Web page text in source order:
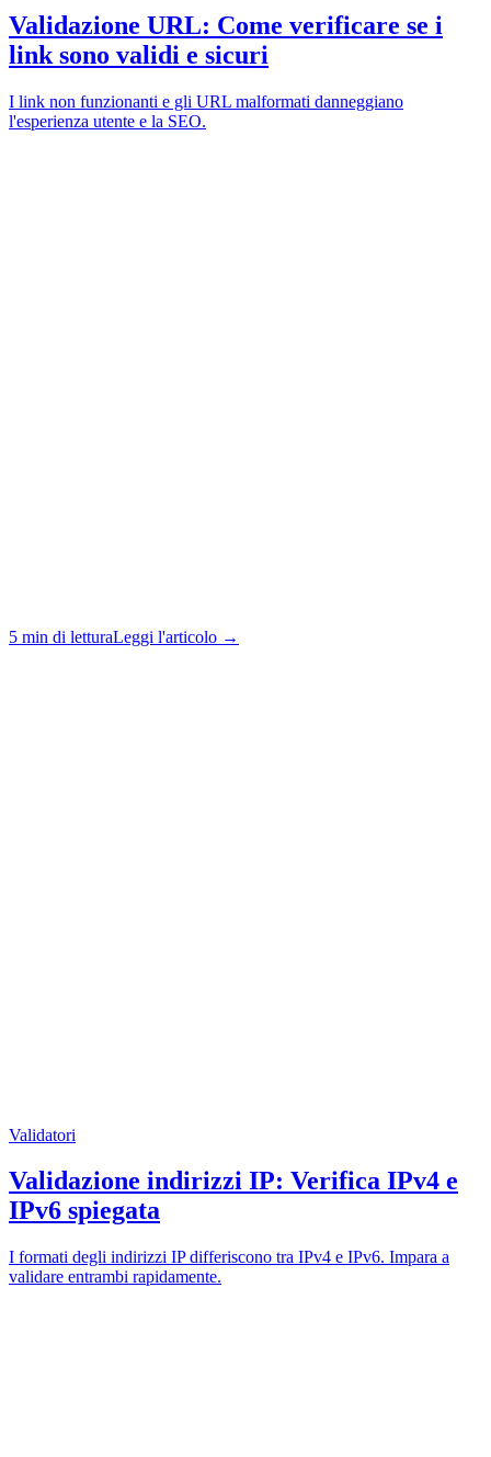
Validazione URL: Come verificare se i
link sono validi e sicuri
I link non funzionanti e gli URL malformati danneggiano
l'esperienza utente e la SEO.
5 min di letturaLeggi l'articolo →
Validatori
Validazione indirizzi IP: Verifica IPv4 e
IPv6 spiegata
I formati degli indirizzi IP differiscono tra IPv4 e IPv6. Impara a
validare entrambi rapidamente.